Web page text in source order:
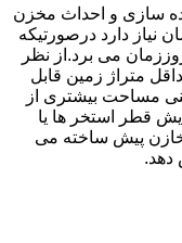
سازی و احداث مخزن
شرایط حداقل به 25 روز زمان نیاز دارد درصورتیکه
کامل مخزن پیش ساخته حداکثر 4 روززمان می برد.از نظر
متراژ زمین قابل
مساحت بیشتری از
قطر استخر ها یا
پیش ساخته می
دهد.